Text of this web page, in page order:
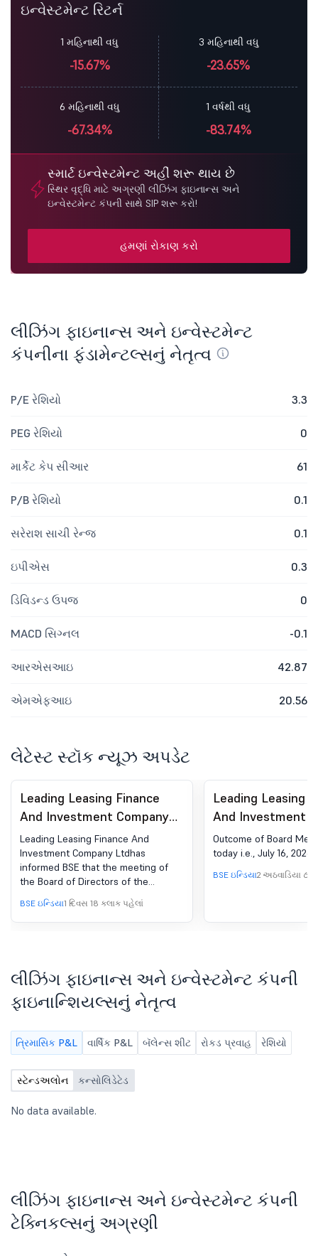
ઇન્વેસ્ટમેન્ટ રિટર્ન
1 મહિનાથી વધુ
-15.67%
3 મહિનાથી વધુ
-23.65%
6 મહિનાથી વધુ
-67.34%
1 વર્ષથી વધુ
-83.74%
સ્માર્ટ ઇન્વેસ્ટમેન્ટ અહીં શરૂ થાય છે
સ્થિર વૃદ્ધિ માટે અગ્રણી લીઝિંગ ફાઇનાન્સ અને
ઇન્વેસ્ટમેન્ટ કંપની સાથે SIP શરૂ કરો!
હમણાં રોકાણ કરો
લીઝિંગ ફાઇનાન્સ અને ઇન્વેસ્ટમેન્ટ
કંપનીના ફંડામેન્ટલ્સનું નેતૃત્વ
P/E રેશિયો 3.3
PEG રેશિયો 0
માર્કેટ કેપ સીઆર 61
P/B રેશિયો 0.1
સરેરાશ સાચી રેન્જ 0.1
ઇપીએસ 0.3
ડિવિડન્ડ ઉપજ 0
MACD સિગ્નલ -0.1
આરએસઆઇ 42.87
એમએફઆઇ 20.56
લેટેસ્ટ સ્ટૉક ન્યૂઝ અપડેટ
Leading Leasing Finance
And Investment Company
Ltd - 540360 - Board
Meeting Intimation for
Meeting Of The Board Of
Directors To Be Held On
Friday, 14Th August, 2026
To Consider & Approve
2026
Leading Leasing Finance And
Investment Company Ltdhas
informed BSE that the meeting of
the Board of Directors of the
Company is scheduled on
14/08/2026 ,inter alia, to consider
and approve Financial Results for
BSE ઇન્ડિયા1 દિવસ 18 કલાક પહેલાં
Leading Leasing
And Investment
Ltd - 540360 -
Meeting
Outcome Of
Outcome of Board
today i.e., July 16, 2026
BSE ઇન્ડિયા2 અઠવાડિયા 6
લીઝિંગ ફાઇનાન્સ અને ઇન્વેસ્ટમેન્ટ કંપની
ફાઇનાન્શિયલ્સનું નેતૃત્વ
ત્રિમાસિક P&L વાર્ષિક P&L બૅલેન્સ શીટ રોકડ પ્રવાહ રેશિયો
સ્ટેન્ડઅલોન કન્સોલિડેટેડ
No data available.
લીઝિંગ ફાઇનાન્સ અને ઇન્વેસ્ટમેન્ટ કંપની
ટેક્નિકલ્સનું અગ્રણી